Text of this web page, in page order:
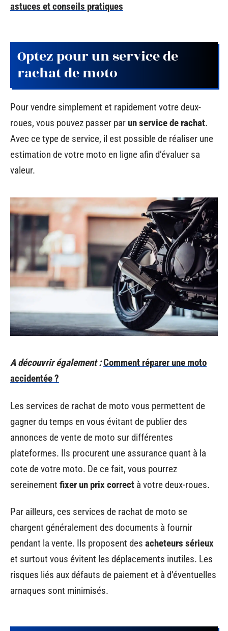
astuces et conseils pratiques
Optez pour un service de
rachat de moto
Pour vendre simplement et rapidement votre deux-
roues, vous pouvez passer par un service de rachat.
Avec ce type de service, il est possible de réaliser une
estimation de votre moto en ligne afin d’évaluer sa
valeur.
A découvrir également :Comment réparer une moto
accidentée ?
Les services de rachat de moto vous permettent de
gagner du temps en vous évitant de publier des
annonces de vente de moto sur différentes
plateformes. Ils procurent une assurance quant à la
cote de votre moto. De ce fait, vous pourrez
sereinement fixer un prix correct à votre deux-roues.
Par ailleurs, ces services de rachat de moto se
chargent généralement des documents à fournir
pendant la vente. Ils proposent des acheteurs sérieux
et surtout vous évitent les déplacements inutiles. Les
risques liés aux défauts de paiement et à d’éventuelles
arnaques sont minimisés.